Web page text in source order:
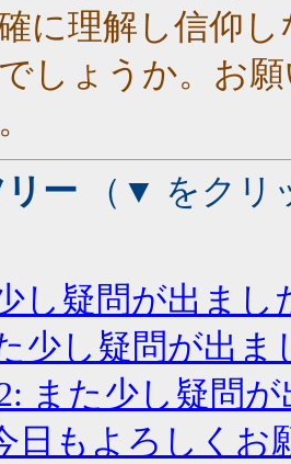
に理解し信仰
しょうか。お
ー （▼ をクリ
し疑問が出まし
少し疑問が出ま
また少し疑問
日もよろしくお